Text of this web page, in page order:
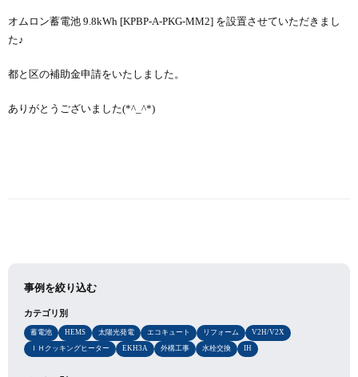
オムロン蓄電池 9.8kWh [KPBP-A-PKG-MM2] を設置させていただきまし
た♪
都と区の補助金申請をいたしました。
ありがとうございました(*^_^*)
事例を絞り込む
カテゴリ別
蓄電池 HEMS 太陽光発電 エコキュート リフォーム
V2H/V2X
ＩＨクッキングヒーター
EKH3A 外構工事 水栓交換 IH